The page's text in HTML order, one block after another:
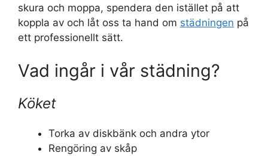
skura och moppa, spendera den istället på att
koppla av och låt oss ta hand om städningen på
ett professionellt sätt.
Vad ingår i vår städning?
Köket
Torka av diskbänk och andra ytor
Rengöring av skåp